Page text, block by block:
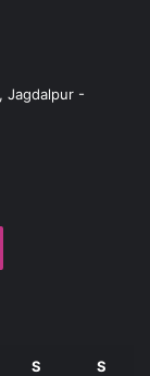
Jagdalpur -
S S